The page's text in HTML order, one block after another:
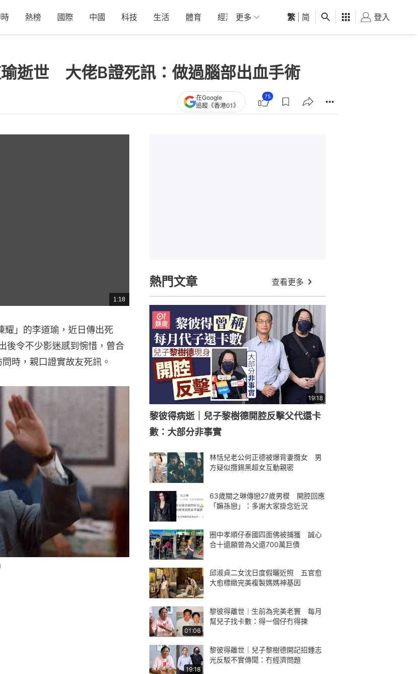
熱榜 國際 中國 科技 生活 體育 經濟 01深圳 觀點 健康 好食玩飛
更多 繁 简 登入
瑜逝世 大佬B證死訊：做過腦部出血手術
在Google
追蹤《香港01》
75
總
共
1:18
耀」的李道瑜，近日傳出死
後令不少影迷感到惋惜，曾合
時，親口證實故友死訊。
熱門文章 查看更多
19:18
黎彼得病逝｜兒子黎樹德開腔反擊父代還卡
數：大部分非事實
林恬兒老公何正德被爆背妻攬女 男
方疑似攬錫黑超女互動親密
63歲關之琳傳戀27歲男模 開腔回應
「嫲孫戀」：多謝大家掛念近況
圈中孝順仔泰國四面佛被捕獲 誠心
合十還願曾為父還700萬巨債
邱淑貞二女沈日度假曬近照 五官愈
大愈標緻完美複製媽媽神基因
01:06
黎彼得離世｜生前為完美老竇 每月
幫兒子找卡數：得一個仔冇得揀
19:18
黎彼得離世｜兒子黎樹德開記招鍾志
光反駁不實傳聞：冇經濟問題